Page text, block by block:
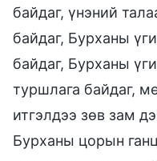
байдаг, үнэний
байдаг, Бурханы
байдаг, Бурханы
туршлага байдаг,
итгэлдээ зөв зам
Бурханы цорын